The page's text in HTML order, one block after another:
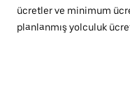
ücretler ve minimum
planlanmış yolculuk